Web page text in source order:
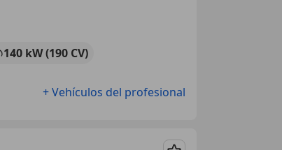
140 kW (190 CV)
+ Vehículos del profesional